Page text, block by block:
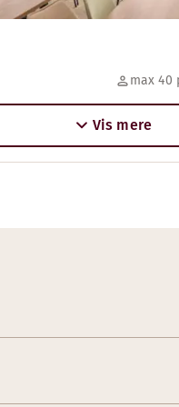
max 40
Vis mere